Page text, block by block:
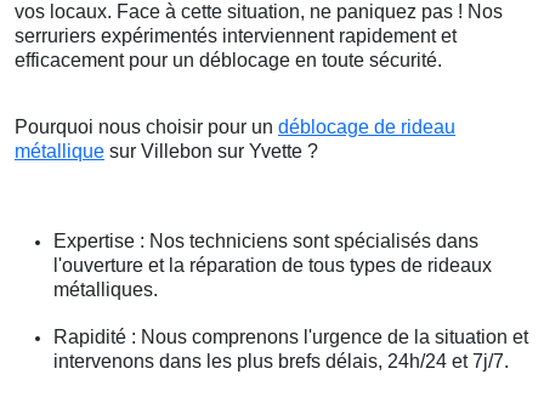
vos locaux. Face à cette situation, ne paniquez pas ! Nos
serruriers expérimentés interviennent rapidement et
efficacement pour un déblocage en toute sécurité.
Pourquoi nous choisir pour un déblocage de rideau
métallique sur Villebon sur Yvette ?
Expertise : Nos techniciens sont spécialisés dans
l'ouverture et la réparation de tous types de rideaux
métalliques.
Rapidité : Nous comprenons l'urgence de la situation et
intervenons dans les plus brefs délais, 24h/24 et 7j/7.